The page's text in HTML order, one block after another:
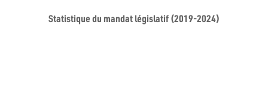
Statistique du mandat législatif (2019-2024)